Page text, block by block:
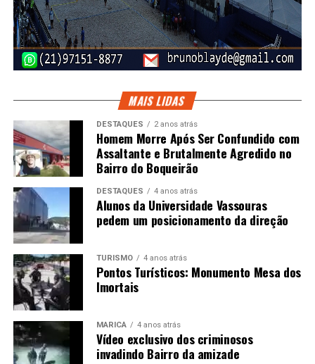
MAIS LIDAS
DESTAQUES 2 anos atrás
Homem Morre Após Ser Confundido com
Assaltante e Brutalmente Agredido no
Bairro do Boqueirão
DESTAQUES 4 anos atrás
Alunos da Universidade Vassouras
pedem um posicionamento da direção
TURISMO 4 anos atrás
Pontos Turísticos: Monumento Mesa dos
Imortais
MARICÁ 4 anos atrás
Vídeo exclusivo dos criminosos
invadindo Bairro da amizade